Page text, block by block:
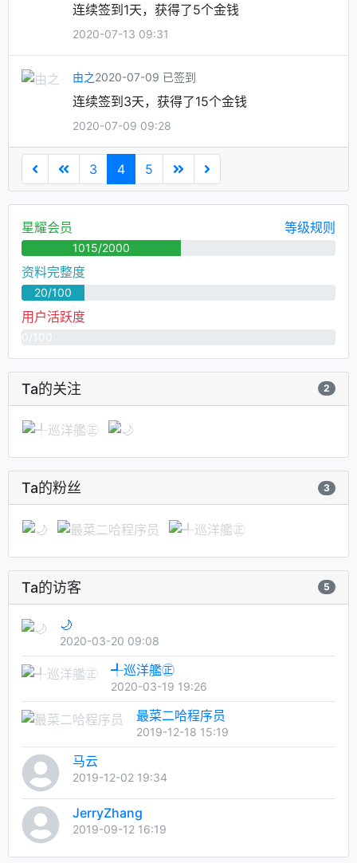
连续签到1天，获得了5个金钱
2020-07-13 09:31
由之2020-07-09 已签到
连续签到3天，获得了15个金钱
2020-07-09 09:28
3 4 5
星耀会员 等级规则
1015/2000
资料完整度
20/100
用户活跃度
Ta的关注 2
Ta的粉丝 3
Ta的访客 5
🌙
2020-03-20 09:08
╃巡洋艦㊣
2020-03-19 19:26
最菜二哈程序员
2019-12-18 15:19
马云
2019-12-02 19:34
JerryZhang
2019-09-12 16:19